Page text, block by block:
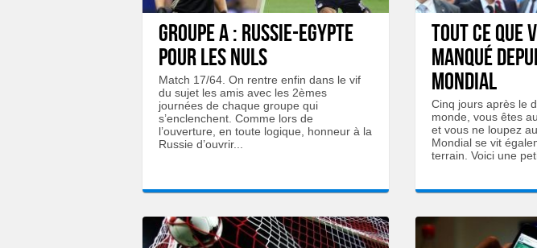
GROUPE A : Russie-Egypte
pour les nuls
Match 17/64. On rentre enfin dans le vif
du sujet les amis avec les 2èmes
journées de chaque groupe qui
s’enclenchent. Comme lors de
l’ouverture, en toute logique, honneur à la
Russie d’ouvrir...
Tout ce que
manqué
Mondial
Cinq jours après le
monde, vous êtes
et vous ne loupez
Mondial se vit
terrain. Voici une